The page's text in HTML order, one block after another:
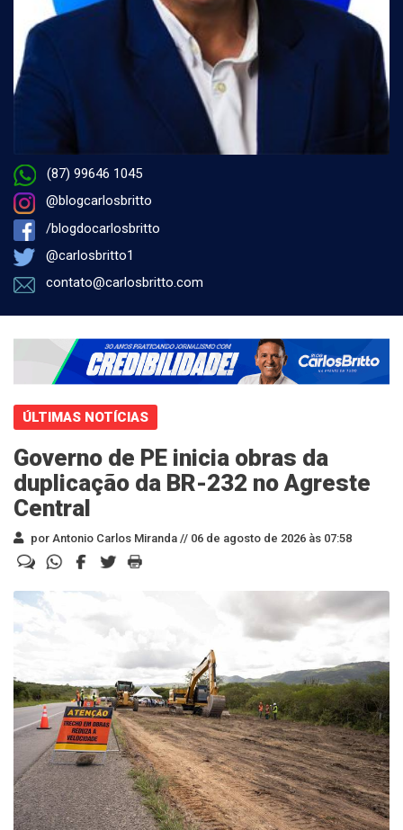
(87) 99646 1045
@blogcarlosbritto
/blogdocarlosbritto
@carlosbritto1
contato@carlosbritto.com
ÚLTIMAS NOTÍCIAS
Governo de PE inicia obras da
duplicação da BR-232 no Agreste
Central
por Antonio Carlos Miranda // 06 de agosto de 2026 às 07:58